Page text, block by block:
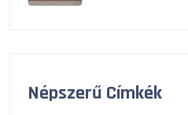
Népszerű Címkék